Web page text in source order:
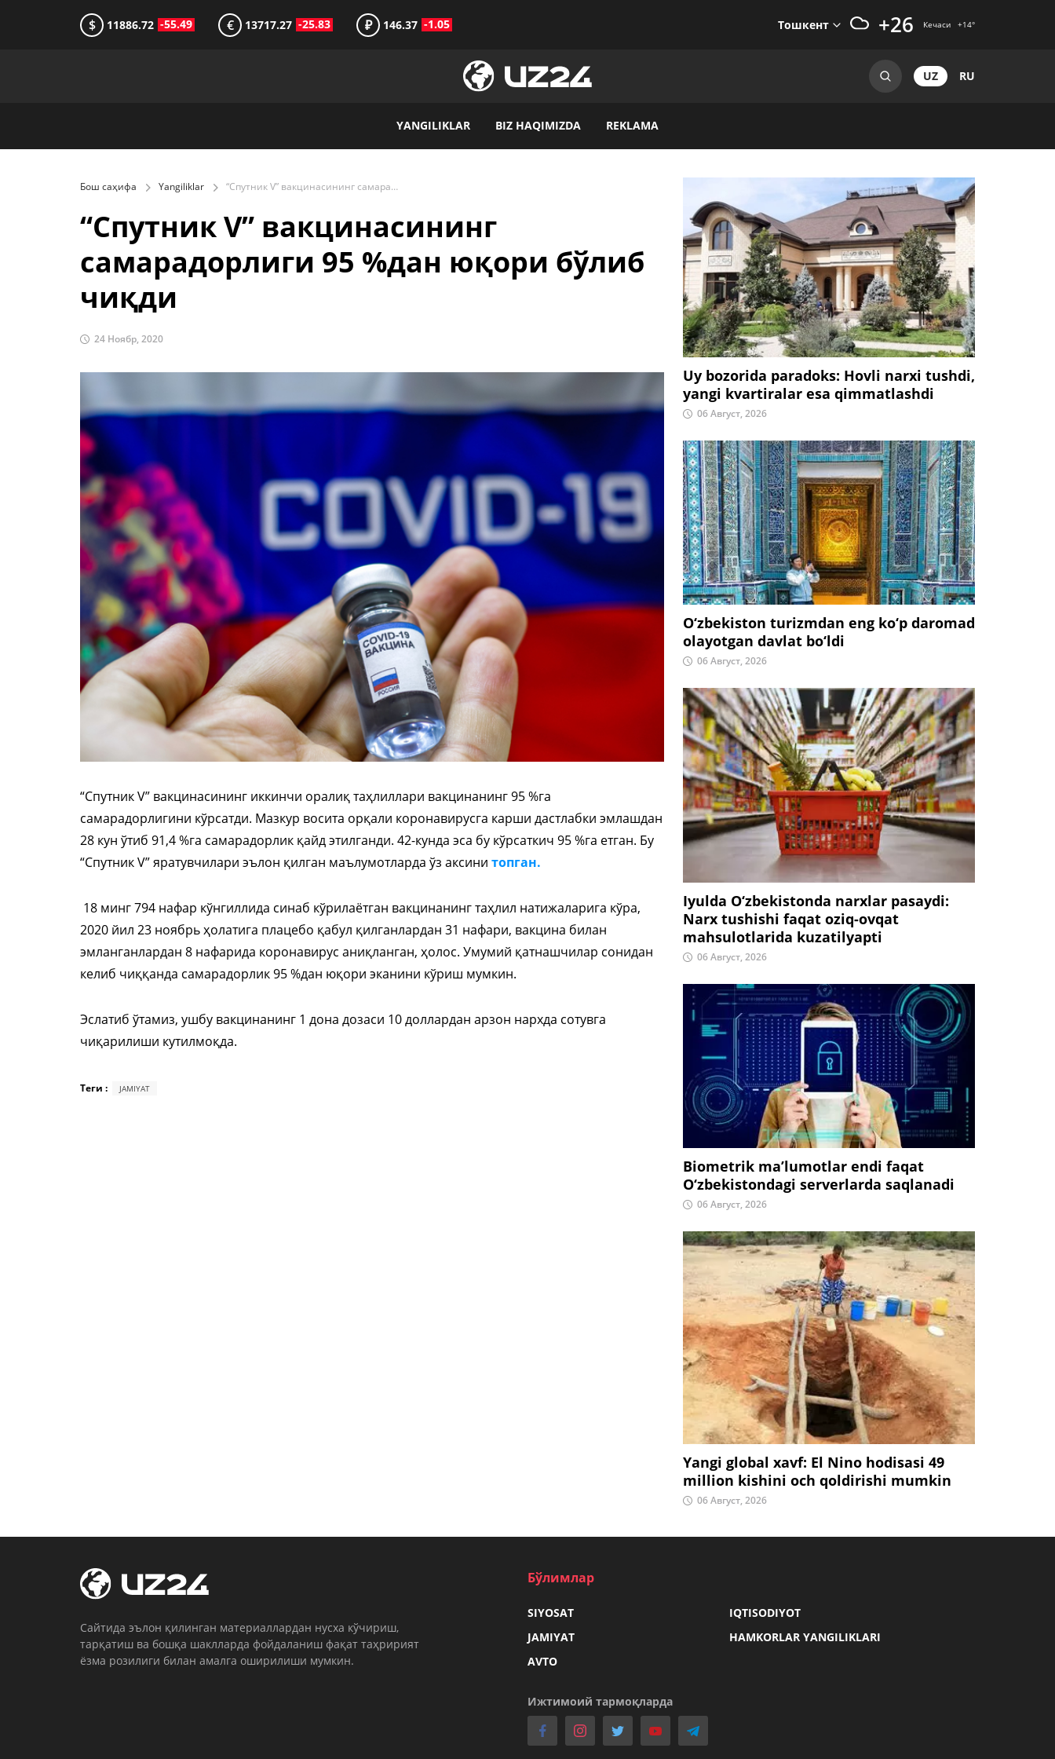
$ 11886.72 -55.49 € 13717.27 -25.83 ₽ 146.37 -1.05 Тошкент +26 Кечаси +14°
UZ RU
YANGILIKLAR BIZ HAQIMIZDA REKLAMA
Бош саҳифа Yangiliklar “Cпутник V” вакцинасининг самарадорлиги 95 %дан юқори бўлиб чиқди
“Cпутник V” вакцинасининг
самарадорлиги 95 %дан юқори бўлиб
чиқди
24 Ноябр, 2020
“Cпутник V” вакцинасининг иккинчи оралиқ таҳлиллари вакцинанинг 95 %га
самарадорлигини кўрсатди. Мазкур восита орқали коронавирусга карши дастлабки эмлашдан
28 кун ўтиб 91,4 %га самарадорлик қайд этилганди. 42-кунда эса бу кўрсаткич 95 %га етган. Бу
“Cпутник V” яратувчилари эълон қилган маълумотларда ўз аксини топган.
18 минг 794 нафар кўнгиллида синаб кўрилаётган вакцинанинг таҳлил натижаларига кўра,
2020 йил 23 ноябрь ҳолатига плацебо қабул қилганлардан 31 нафари, вакцина билан
эмланганлардан 8 нафарида коронавирус аниқланган, ҳолос. Умумий қатнашчилар сонидан
келиб чиққанда самарадорлик 95 %дан юқори эканини кўриш мумкин.
Эслатиб ўтамиз, ушбу вакцинанинг 1 дона дозаси 10 доллардан арзон нархда сотувга
чиқарилиши кутилмоқда.
Теги : JAMIYAT
Uy bozorida paradoks: Hovli narxi tushdi,
yangi kvartiralar esa qimmatlashdi
06 Август, 2026
O‘zbekiston turizmdan eng ko‘p daromad
olayotgan davlat bo‘ldi
06 Август, 2026
Iyulda O‘zbekistonda narxlar pasaydi:
Narx tushishi faqat oziq-ovqat
mahsulotlarida kuzatilyapti
06 Август, 2026
Biometrik ma’lumotlar endi faqat
O‘zbekistondagi serverlarda saqlanadi
06 Август, 2026
Yangi global xavf: El Nino hodisasi 49
million kishini och qoldirishi mumkin
06 Август, 2026
Cайтида эълон қилинган материаллардан нусха кўчириш,
тарқатиш ва бошқа шаклларда фойдаланиш фақат таҳририят
ёзма розилиги билан амалга оширилиши мумкин.
Бўлимлар
SIYOSAT
IQTISODIYOT
JAMIYAT
HAMKORLAR YANGILIKLARI
AVTO
Ижтимоий тармоқларда